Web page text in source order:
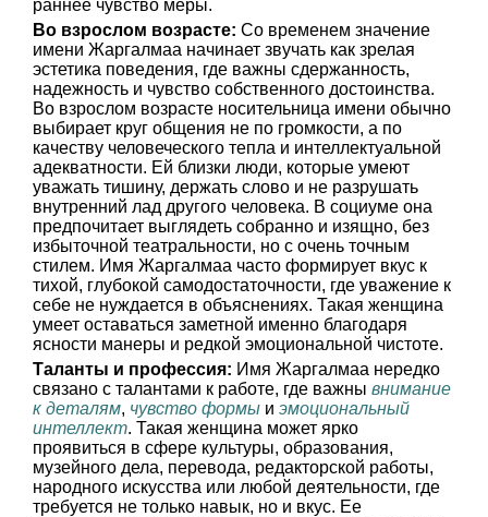
раннее чувство меры.
Во взрослом возрасте: Со временем значение
имени Жаргалмаа начинает звучать как зрелая
эстетика поведения, где важны сдержанность,
надежность и чувство собственного достоинства.
Во взрослом возрасте носительница имени обычно
выбирает круг общения не по громкости, а по
качеству человеческого тепла и интеллектуальной
адекватности. Ей близки люди, которые умеют
уважать тишину, держать слово и не разрушать
внутренний лад другого человека. В социуме она
предпочитает выглядеть собранно и изящно, без
избыточной театральности, но с очень точным
стилем. Имя Жаргалмаа часто формирует вкус к
тихой, глубокой самодостаточности, где уважение к
себе не нуждается в объяснениях. Такая женщина
умеет оставаться заметной именно благодаря
ясности манеры и редкой эмоциональной чистоте.
Таланты и профессия: Имя Жаргалмаа нередко
связано с талантами к работе, где важны внимание
к деталям, чувство формы и эмоциональный
интеллект. Такая женщина может ярко
проявиться в сфере культуры, образования,
музейного дела, перевода, редакторской работы,
народного искусства или любой деятельности, где
требуется не только навык, но и вкус. Ее